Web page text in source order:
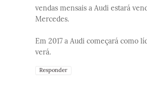
vendas mensais a Audi estará
Mercedes.
Em 2017 a Audi começará como
verá.
Responder